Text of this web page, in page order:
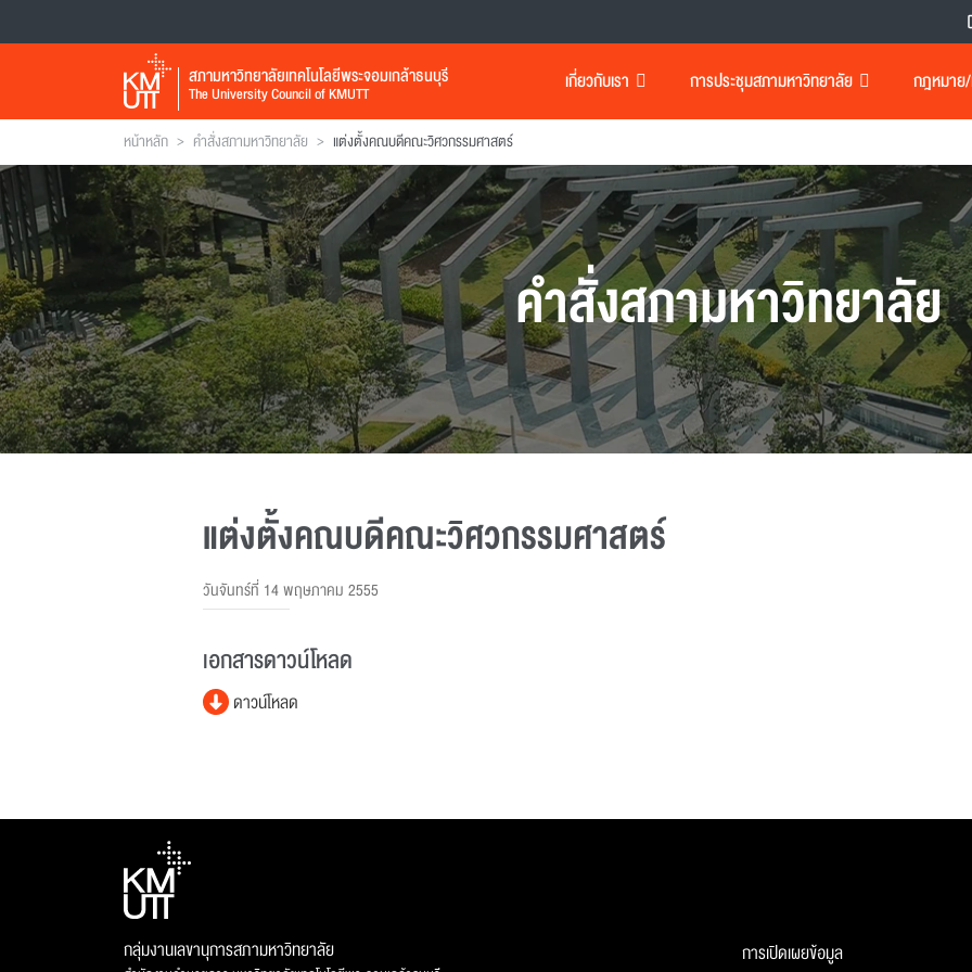
สภามหาวิทยาลัยเทคโนโลยีพระจอมเกล้าธนบุรี
The University Council of KMUTT เกี่ยวกับเรา การประชุมสภามหาวิทยาลัย กฎหมาย/
หน้าหลัก > คำสั่งสภามหาวิทยาลัย > แต่งตั้งคณบดีคณะวิศวกรรมศาสตร์
คำสั่งสภามหาวิทยาลัย
แต่งตั้งคณบดีคณะวิศวกรรมศาสตร์
วันจันทร์ที่ 14 พฤษภาคม 2555
เอกสารดาวน์โหลด
ดาวน์โหลด
กลุ่มงานเลขานุการสภามหาวิทยาลัย การเปิดเผยข้อมูล